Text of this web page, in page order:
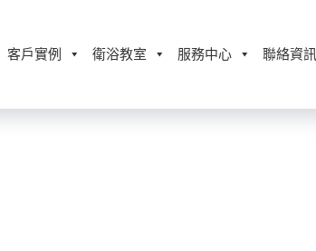
客戶實例 衛浴教室 服務中心 聯絡資訊